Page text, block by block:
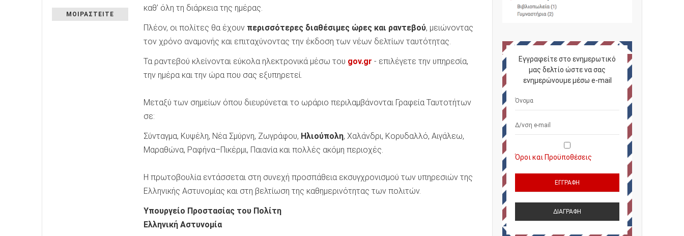
ΜΟΙΡΑΣΤΕΙΤΕ
καθ’ όλη τη διάρκεια της ημέρας.
Πλέον, οι πολίτες θα έχουν περισσότερες διαθέσιμες ώρες και ραντεβού, μειώνοντας
τον χρόνο αναμονής και επιταχύνοντας την έκδοση των νέων δελτίων ταυτότητας.
Τα ραντεβού κλείνονται εύκολα ηλεκτρονικά μέσω του gov.gr - επιλέγετε την υπηρεσία,
την ημέρα και την ώρα που σας εξυπηρετεί.
Μεταξύ των σημείων όπου διευρύνεται το ωράριο περιλαμβάνονται Γραφεία Ταυτοτήτων
σε:
Σύνταγμα, Κυψέλη, Νέα Σμύρνη, Ζωγράφου, Ηλιούπολη, Χαλάνδρι, Κορυδαλλό, Αιγάλεω,
Μαραθώνα, Ραφήνα–Πικέρμι, Παιανία και πολλές ακόμη περιοχές.
Η πρωτοβουλία εντάσσεται στη συνεχή προσπάθεια εκσυγχρονισμού των υπηρεσιών της
Ελληνικής Αστυνομίας και στη βελτίωση της καθημερινότητας των πολιτών.
Υπουργείο Προστασίας του Πολίτη
Ελληνική Αστυνομία
Εγγραφείτε στο ενημερωτικό
μας δελτίο ώστε να σας
ενημερώνουμε μέσω e-mail
Όροι και Προϋποθέσεις